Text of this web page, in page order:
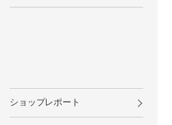
ショップレポート